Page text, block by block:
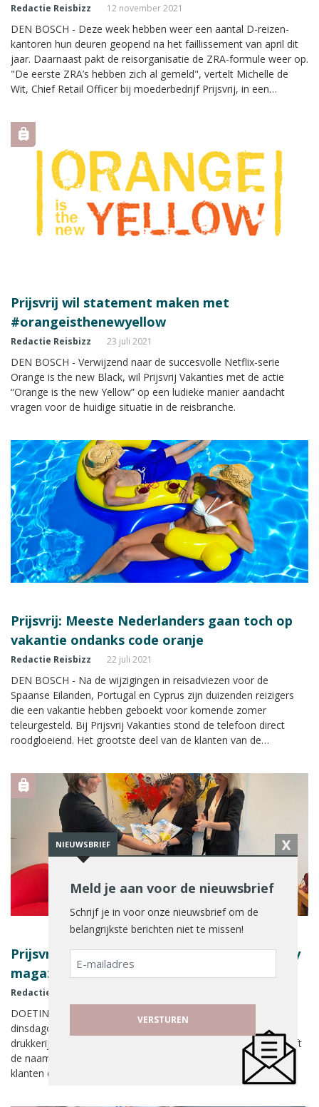
Redactie Reisbizz 12 november 2021
DEN BOSCH - Deze week hebben weer een aantal D-reizen-
kantoren hun deuren geopend na het faillissement van april dit
jaar. Daarnaast pakt de reisorganisatie de ZRA-formule weer op.
"De eerste ZRA’s hebben zich al gemeld", vertelt Michelle de
Wit, Chief Retail Officer bij moederbedrijf Prijsvrij, in een
Prijsvrij wil statement maken met
#orangeisthenewyellow
Redactie Reisbizz 23 juli 2021
DEN BOSCH - Verwijzend naar de succesvolle Netflix-serie
Orange is the new Black, wil Prijsvrij Vakanties met de actie
“Orange is the new Yellow” op een ludieke manier aandacht
vragen voor de huidige situatie in de reisbranche.
Prijsvrij: Meeste Nederlanders gaan toch op
vakantie ondanks code oranje
Redactie Reisbizz 22 juli 2021
DEN BOSCH - Na de wijzigingen in reisadviezen voor de
Spaanse Eilanden, Portugal en Cyprus zijn duizenden reizigers
die een vakantie hebben geboekt voor komende zomer
teleurgesteld. Bij Prijsvrij Vakanties stond de telefoon direct
roodgloeiend. Het grootste deel van de klanten van de
ondanks code oranje.
Prijsvrij Vakanties neemt eerste eigen glossy
magazine in ontvangst
Redactie Reisbizz
DOETINCHEM – Reisorganisatie Prijsvrij Vakanties heeft
dinsdagochtend het eerste eigen magazine opgehaald bij
drukkerij Senefelder Misset in Doetinchem. Het magazine heeft
de naam ‘Famous Travel’ gekregen en wordt verzonden naar
klanten die een reis hebben geboekt en de komende periode
NIEUWSBRIEF X
Meld je aan voor de nieuwsbrief
Schrijf je in voor onze nieuwsbrief om de
belangrijkste berichten niet te missen!
E-
mailadres